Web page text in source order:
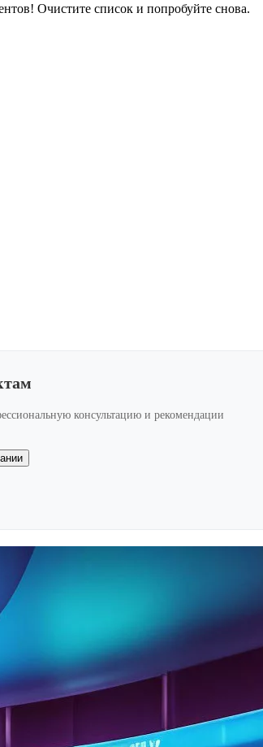
Очистите список и попробуйте снова.
консультацию и рекомендации